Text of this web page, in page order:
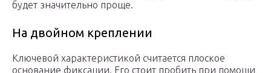
будет значительно проще.
На двойном креплении
Ключевой характеристикой считается плоское
основание фиксации. Его стоит пробить при помощи